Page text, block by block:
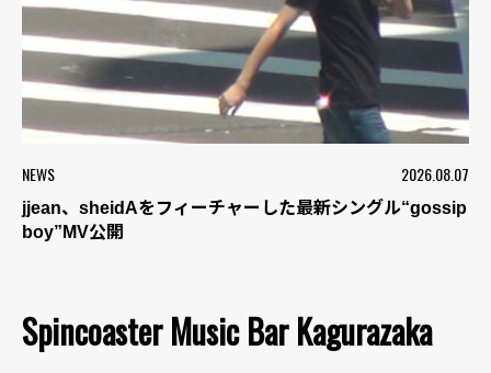
NEWS 2026.08.07
jjean、sheidAをフィーチャーした最新シングル“gossip
boy”MV公開
Spincoaster Music Bar Kagurazaka